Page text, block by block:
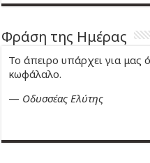
Φράση της Ημέρας
Το άπειρο υπάρχει για μας
κωφάλαλο.
— Οδυσσέας Ελύτης